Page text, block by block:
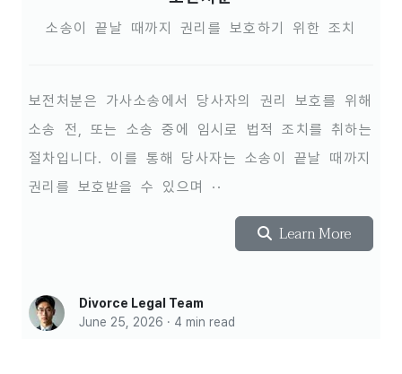
소송이 끝날 때까지 권리를 보호하기 위한 조치
보전처분은 가사소송에서 당사자의 권리 보호를 위해
소송 전, 또는 소송 중에 임시로 법적 조치를 취하는
절차입니다. 이를 통해 당사자는 소송이 끝날 때까지
권리를 보호받을 수 있으며 ··
Learn More
Divorce Legal Team
June 25, 2026 · 4 min read